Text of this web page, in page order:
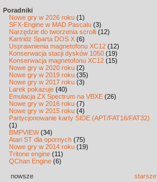
Poradniki
Nowe gry w 2026 roku (1)
SFX-Engine w MAD Pascalu (3)
Narzędzie do tworzenia scrolli (12)
Kartridż Sparta DOS X (6)
Usprawnienia magnetofonu XC12 (12)
Konserwacja stacji dysków 1050 (19)
Konserwacja magnetofonu XC12 (15)
Nowe gry w 2020 roku (2)
Nowe gry w 2019 roku (35)
Nowe gry w 2017 roku (3)
Larek pokazuje (40)
Emulacja ZX Spectrum na VBXE (26)
Nowe gry w 2016 roku (7)
Nowe gry w 2015 roku (4)
Partycjonowanie karty SIDE (APT/FAT16/FAT32)
(1)
BMPVIEW(34)
Atari ST dla opornych (75)
Nowe gry w 2014 roku (19)
Tritone engine (11)
QChan Engine (6)
nowsze starsze